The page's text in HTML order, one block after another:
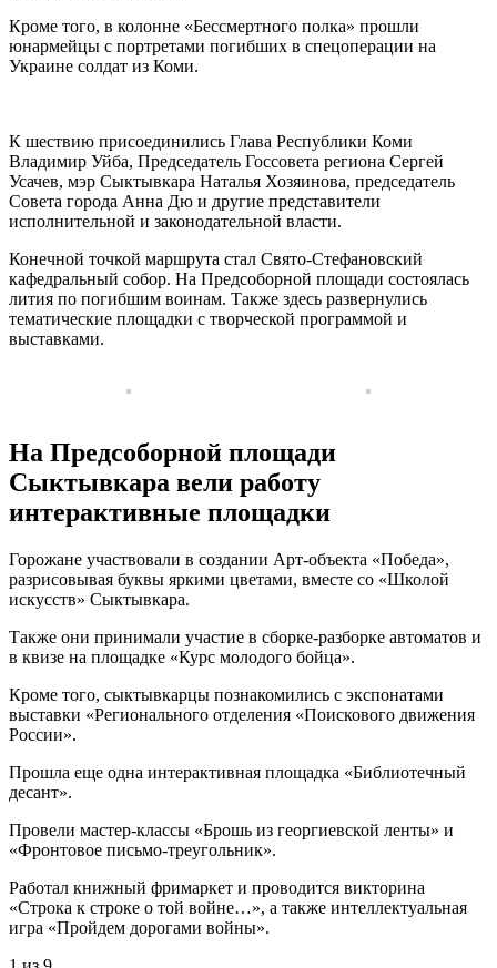
Кроме того, в колонне «Бессмертного полка» прошли
юнармейцы с портретами погибших в спецоперации на
Украине солдат из Коми.
К шествию присоединились Глава Республики Коми
Владимир Уйба, Председатель Госсовета региона Сергей
Усачев, мэр Сыктывкара Наталья Хозяинова, председатель
Совета города Анна Дю и другие представители
исполнительной и законодательной власти.
Конечной точкой маршрута стал Свято-Стефановский
кафедральный собор. На Предсоборной площади состоялась
лития по погибшим воинам. Также здесь развернулись
тематические площадки с творческой программой и
выставками.
На Предсоборной площади
Сыктывкара вели работу
интерактивные площадки
Горожане участвовали в создании Арт-объекта «Победа»,
разрисовывая буквы яркими цветами, вместе со «Школой
искусств» Сыктывкара.
Также они принимали участие в сборке-разборке автоматов и
в квизе на площадке «Курс молодого бойца».
Кроме того, сыктывкарцы познакомились с экспонатами
выставки «Регионального отделения «Поискового движения
России».
Прошла еще одна интерактивная площадка «Библиотечный
десант».
Провели мастер-классы «Брошь из георгиевской ленты» и
«Фронтовое письмо-треугольник».
Работал книжный фримаркет и проводится викторина
«Строка к строке о той войне…», а также интеллектуальная
игра «Пройдем дорогами войны».